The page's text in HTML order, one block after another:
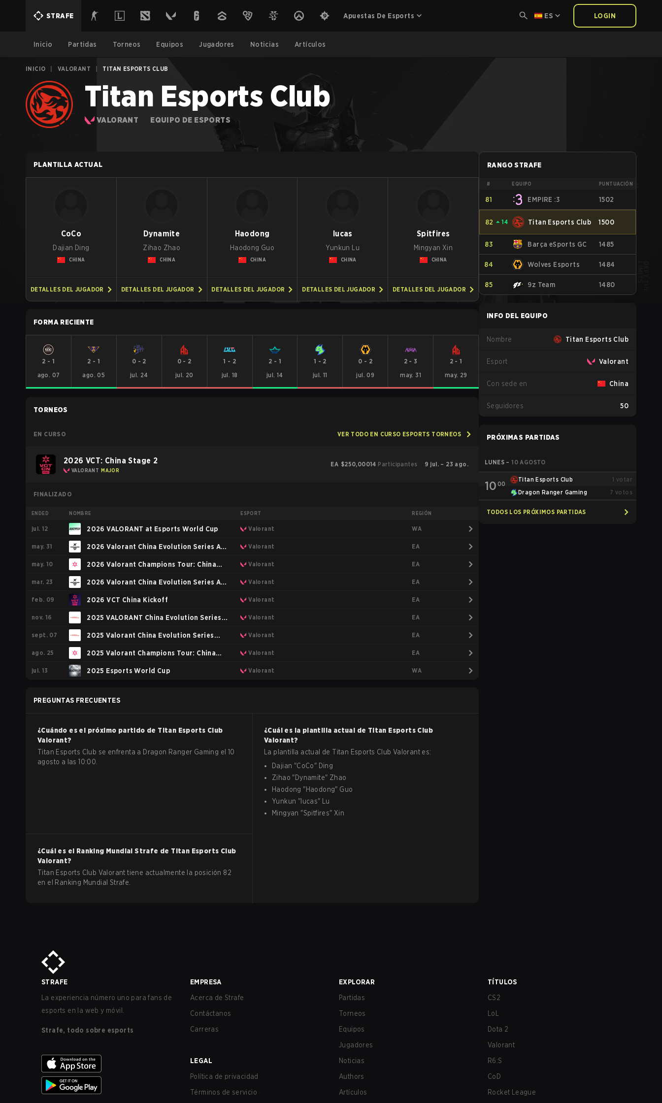
STRAFE Apuestas De Esports ES LOGIN
Inicio Partidas Torneos Equipos Jugadores Noticias Artículos
INICIO VALORANT TITAN ESPORTS CLUB
Titan Esports Club
VALORANT EQUIPO DE ESPORTS
PLANTILLA ACTUAL
CoCo
Dajian Ding
CHINA
DETALLES DEL JUGADOR
Dynamite
Zihao Zhao
CHINA
DETALLES DEL JUGADOR
Haodong
Haodong Guo
CHINA
DETALLES DEL JUGADOR
lucas
Yunkun Lu
CHINA
DETALLES DEL JUGADOR
Spitfires
Mingyan Xin
CHINA
DETALLES DEL JUGADOR
FORMA RECIENTE
2 -1
ago. 07
2 - 1
ago. 05
0 - 2
jul. 24
0 - 2
jul. 20
1 - 2
jul. 18
2 - 1
jul. 14
1 - 2
jul. 11
0 - 2
jul. 09
2 - 3
may. 31
2 -1
may. 29
TORNEOS
EN CURSO VER TODO EN CURSO ESPORTS TORNEOS
2026 VCT: China Stage 2
VALORANT MAJOR
EA $250,00014 Participantes 9 jul. – 23 ago.
FINALIZADO
ENDED NOMBRE ESPORT REGIÓN
jul. 12 2026 VALORANT at Esports World Cup Valorant WA
may. 31 2026 Valorant China Evolution Series Act
2
Valorant EA
may. 10 2026 Valorant Champions Tour: China
Stage 1
Valorant EA
mar. 23 2026 Valorant China Evolution Series Act
1
Valorant EA
feb. 09 2026 VCT China Kickoff Valorant EA
nov. 16 2025 VALORANT China Evolution Series
Epilogue
Valorant EA
sept. 07 2025 Valorant China Evolution Series
Act-3
Valorant EA
ago. 25 2025 Valorant Champions Tour: China
Stage 2
Valorant EA
jul. 13 2025 Esports World Cup Valorant WA
PREGUNTAS FRECUENTES
¿Cuándo es el próximo partido de Titan Esports Club
Valorant?
Titan Esports Club se enfrenta a Dragon Ranger Gaming el 10
agosto a las 10:00.
¿Cuál es la plantilla actual de Titan Esports Club
Valorant?
La plantilla actual de Titan Esports Club Valorant es:
Dajian "CoCo" Ding
Zihao "Dynamite" Zhao
Haodong "Haodong" Guo
Yunkun " lucas"
Lu
Mingyan "Spitfires" Xin
¿Cuál es el Ranking Mundial Strafe de Titan Esports Club
Valorant?
Titan Esports Club Valorant tiene actualmente la posición 82
en el Ranking Mundial Strafe.
RANGO STRAFE
# EQUIPO PUNTUACIÓN
81 EMPIRE :3 1502
82 ⏶ 14 Titan Esports Club 1500
83 Barça eSports GC 1485
84 Wolves Esports 1484
85 9z Team 1480
INFO DEL EQUIPO
Nombre Titan Esports Club
Esport Valorant
Con sede en China
Seguidores 50
PRÓXIMAS PARTIDAS
LUNES – 10 AGOSTO
10 00
Titan Esports Club 1 votar
Dragon Ranger Gaming
7 votos
TODOS LOS PRÓXIMOS PARTIDAS
STRAFE
La experiencia número uno para fans de
esports en la web y móvil.
Strafe, todo sobre esports
EMPRESA
Acerca de Strafe
Contáctanos
Carreras
LEGAL
Política de privacidad
Términos de servicio
EXPLORAR
Partidas
Torneos
Equipos
Jugadores
Noticias
Authors
Artículos
TÍTULOS
CS2
LoL
Dota 2
Valorant
R6:S
CoD
Rocket League